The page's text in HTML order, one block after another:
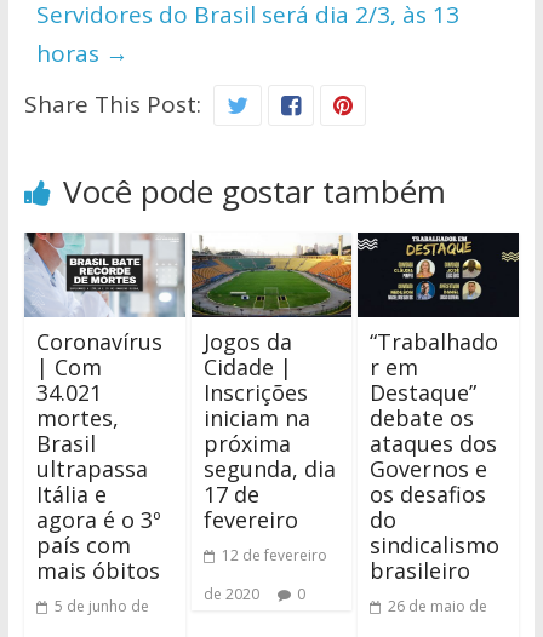
Servidores do Brasil será dia 2/3, às 13
horas →
Share This Post:
Você pode gostar também
Coronavírus
| Com
34.021
mortes,
Brasil
ultrapassa
Itália e
agora é o 3º
país com
mais óbitos
5 de junho de
Jogos da
Cidade |
Inscrições
iniciam na
próxima
segunda, dia
17 de
fevereiro
12 de fevereiro
de 2020
0
“Trabalhado
r em
Destaque”
debate os
ataques dos
Governos e
os desafios
do
sindicalismo
brasileiro
26 de maio de